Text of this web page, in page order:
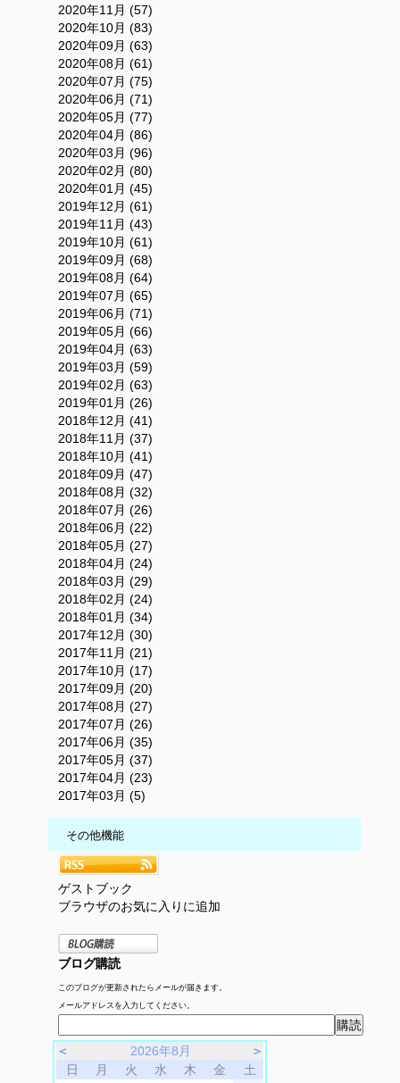
2020年11月 (57)
2020年10月 (83)
2020年09月 (63)
2020年08月 (61)
2020年07月 (75)
2020年06月 (71)
2020年05月 (77)
2020年04月 (86)
2020年03月 (96)
2020年02月 (80)
2020年01月 (45)
2019年12月 (61)
2019年11月 (43)
2019年10月 (61)
2019年09月 (68)
2019年08月 (64)
2019年07月 (65)
2019年06月 (71)
2019年05月 (66)
2019年04月 (63)
2019年03月 (59)
2019年02月 (63)
2019年01月 (26)
2018年12月 (41)
2018年11月 (37)
2018年10月 (41)
2018年09月 (47)
2018年08月 (32)
2018年07月 (26)
2018年06月 (22)
2018年05月 (27)
2018年04月 (24)
2018年03月 (29)
2018年02月 (24)
2018年01月 (34)
2017年12月 (30)
2017年11月 (21)
2017年10月 (17)
2017年09月 (20)
2017年08月 (27)
2017年07月 (26)
2017年06月 (35)
2017年05月 (37)
2017年04月 (23)
2017年03月 (5)
その他機能
ゲストブック
ブラウザのお気に入りに追加
ブログ購読
このブログが更新されたらメールが届きます。
メールアドレスを入力してください。
＜ 2026年8月
＞
日
月 火 水 木 金 土